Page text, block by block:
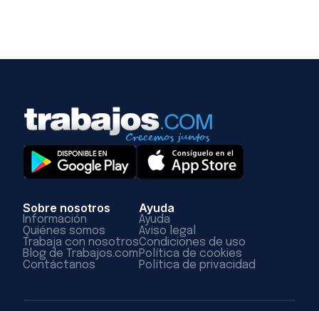
Sobre nosotros
Información
Quiénes somos
Trabaja con nosotros
Blog de Trabajos.com
Contáctanos
Ayuda
Ayuda
Aviso legal
Condiciones de uso
Política de cookies
Política de privacidad